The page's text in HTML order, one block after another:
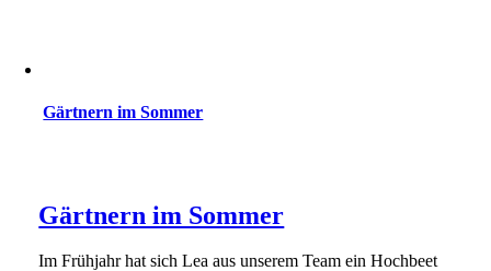
Gärtnern im Sommer
Gärtnern im Sommer
Im Frühjahr hat sich Lea aus unserem Team ein Hochbeet